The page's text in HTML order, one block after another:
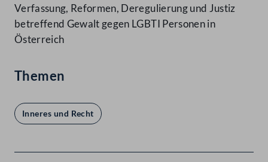
Verfassung, Reformen, Deregulierung und Justiz
betreffend Gewalt gegen LGBTI Personen in
Österreich
Themen
Inneres und Recht